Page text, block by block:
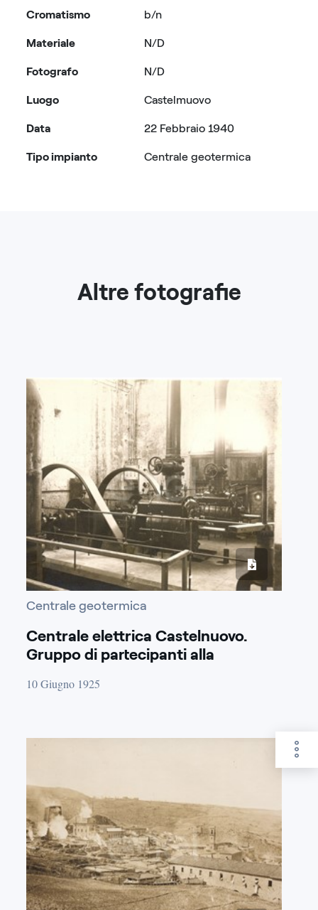
Cromatismo
Materiale
b/n
N/D
Fotografo
Luogo
Data
Tipo impianto
N/D
Castelmuovo
22 Febbraio 1940
Centrale geotermica
Altre fotografie
Centrale geotermica
Centrale elettrica Castelnuovo.
Gruppo di partecipanti alla
elettrica.
10 Giugno 1925